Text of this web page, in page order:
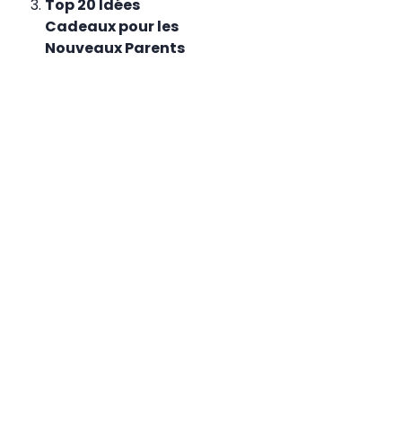
Top 20 Idées
Cadeaux pour les
Nouveaux Parents